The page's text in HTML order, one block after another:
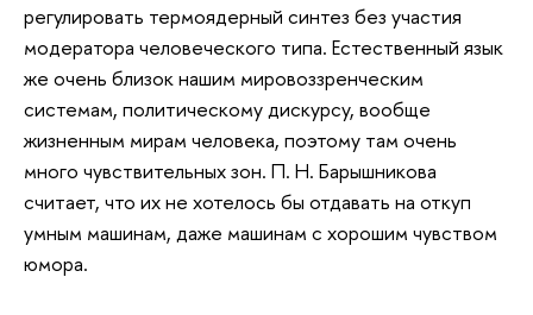
регулировать термоядерный синтез без участия
модератора человеческого типа. Естественный язык
же очень близок нашим мировоззренческим
системам, политическому дискурсу, вообще
жизненным мирам человека, поэтому там очень
много чувствительных зон. П. Н. Барышникова
считает, что их не хотелось бы отдавать на откуп
умным машинам, даже машинам с хорошим чувством
юмора.